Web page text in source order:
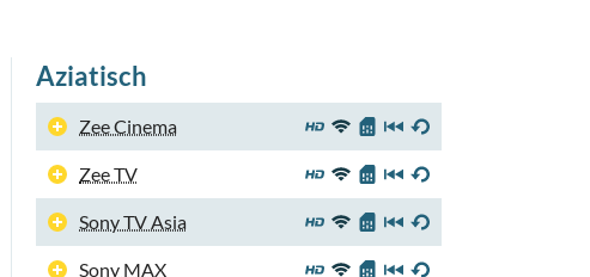
Aziatisch
Zee Cinema
Zee TV
Sony TV Asia
Sony MAX